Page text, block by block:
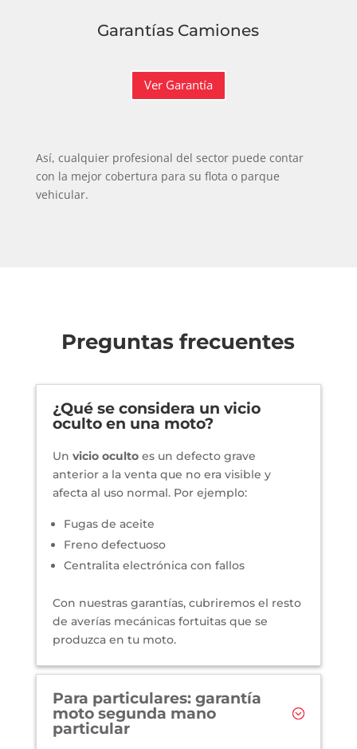
Garantías Camiones
Ver Garantía
Así, cualquier profesional del sector puede contar
con la mejor cobertura para su flota o parque
vehicular.
Preguntas frecuentes
¿Qué se considera un vicio
oculto en una moto?
Un vicio ocultoes un defecto grave
anterior a la venta que no era visible y
afecta al uso normal. Por ejemplo:
Fugas de aceite
Freno defectuoso
Centralita electrónica con fallos
Con nuestras garantías, cubriremos el resto
de averías mecánicas fortuitas que se
produzca en tu moto.
Para particulares: garantía
moto segunda mano
particular